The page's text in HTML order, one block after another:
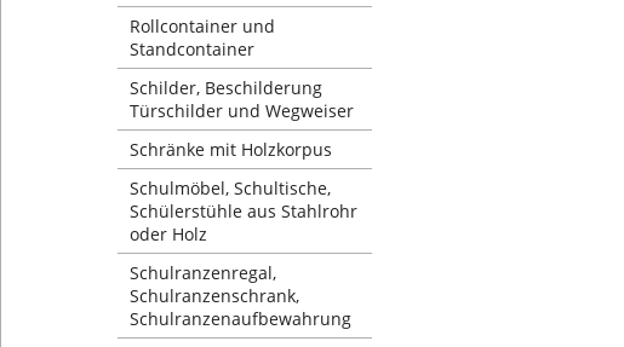
Rollcontainer und
Standcontainer
Schilder, Beschilderung
Türschilder und Wegweiser
Schränke mit Holzkorpus
Schulmöbel, Schultische,
Schülerstühle aus Stahlrohr
oder Holz
Schulranzenregal,
Schulranzenschrank,
Schulranzenaufbewahrung